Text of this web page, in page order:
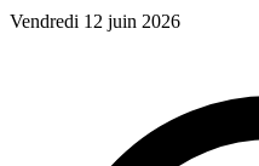
Vendredi 12 juin 2026